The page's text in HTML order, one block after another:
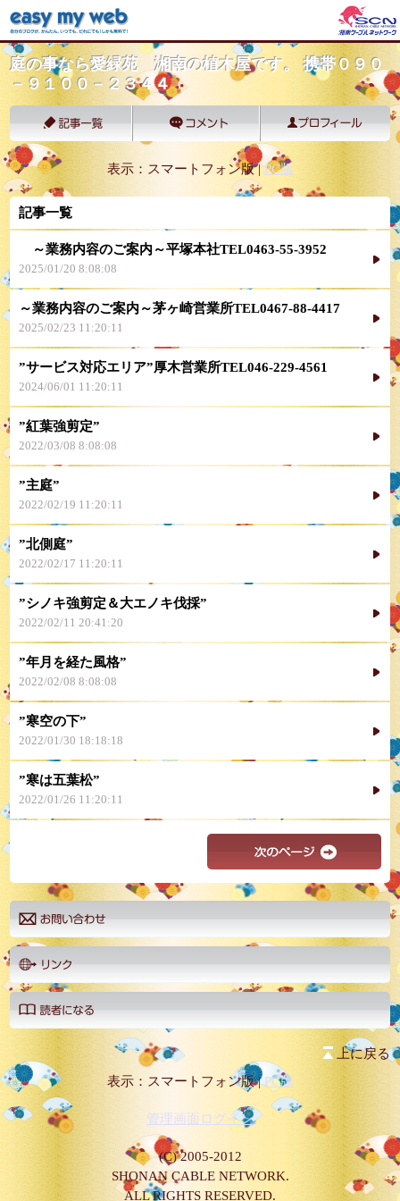
庭の事なら愛緑苑 湘南の植木屋です。 携帯０９０
－９１００－２３４４
表示：スマートフォン版 |PC版
記事一覧
～業務内容のご案内～平塚本社TEL0463-55-3952
2025/01/20 8:08:08
～業務内容のご案内～茅ヶ崎営業所TEL0467-88-4417
2025/02/23 11:20:11
”サービス対応エリア”厚木営業所TEL046-229-4561
2024/06/01 11:20:11
”紅葉強剪定”
2022/03/08 8:08:08
”主庭”
2022/02/19 11:20:11
”北側庭”
2022/02/17 11:20:11
”シノキ強剪定＆大エノキ伐採”
2022/02/11 20:41:20
”年月を経た風格”
2022/02/08 8:08:08
”寒空の下”
2022/01/30 18:18:18
”寒は五葉松”
2022/01/26 11:20:11
上に戻る
表示：スマートフォン版 |PC版
管理画面ログイン
(C) 2005-2012
SHONAN CABLE NETWORK.
ALL RIGHTS RESERVED.